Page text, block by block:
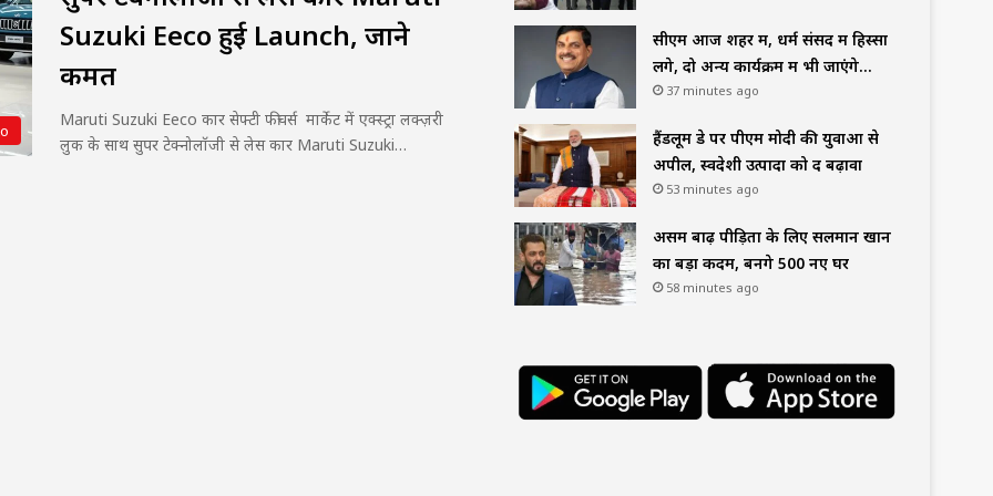
Suzuki Eeco हुई Launch, जाने
कीमत
Maruti Suzuki Eeco कार सेफ्टी फीचर्स मार्केट में एक्स्ट्रा लक्ज़री
लुक के साथ सुपर टेक्नोलॉजी से लेस कार Maruti Suzuki…
सीएम आज शहर में, धर्म संसद में हिस्सा
लेंगे, दो अन्य कार्यक्रम में भी जाएंगे…
37 minutes ago
हैंडलूम डे पर पीएम मोदी की युवाओं से
अपील, स्वदेशी उत्पादों को दें बढ़ावा
53 minutes ago
असम बाढ़ पीड़ितों के लिए सलमान खान
का बड़ा कदम, बनेंगे 500 नए घर
58 minutes ago